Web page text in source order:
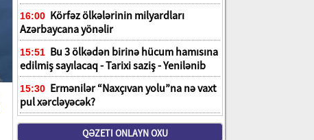
16:00 Körfəz ölkələrinin milyardları
Azərbaycana yönəlir
15:51 Bu 3 ölkədən birinə hücum hamısına
edilmiş sayılacaq - Tarixi saziş - Yenilənib
15:30 Ermənilər “Naxçıvan yolu”na nə vaxt
pul xərcləyəcək?
QƏZETI ONLAYN OXU